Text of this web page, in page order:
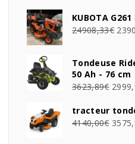
KUBOTA G261
24908,33€
Tondeuse
50 Ah - 76 cm
3623,89€
tracteur
4140,00€